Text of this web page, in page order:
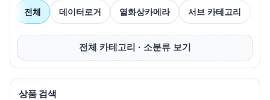
전체 데이터로거 열화상카메라 서브 카테고리
전체 카테고리 · 소분류 보기
상품 검색